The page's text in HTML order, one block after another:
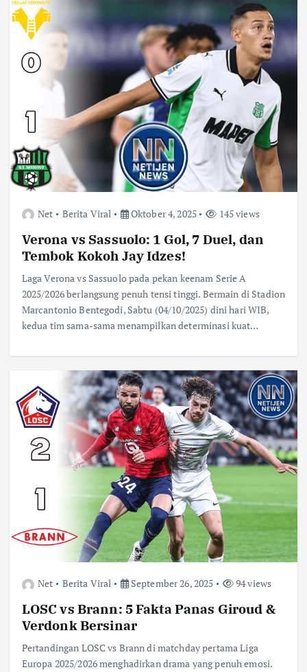
Net Berita Viral Oktober 4, 2025 145 views
Verona vs Sassuolo: 1 Gol, 7 Duel, dan
Tembok Kokoh Jay Idzes!
Laga Verona vs Sassuolo pada pekan keenam Serie A
2025/2026 berlangsung penuh tensi tinggi. Bermain di Stadion
Marcantonio Bentegodi, Sabtu (04/10/2025) dini hari WIB,
kedua tim sama-sama menampilkan determinasi kuat…
Net Berita Viral September 26, 2025 94 views
LOSC vs Brann: 5 Fakta Panas Giroud &
Verdonk Bersinar
Pertandingan LOSC vs Brann di matchday pertama Liga
Europa 2025/2026 menghadirkan drama yang penuh emosi.